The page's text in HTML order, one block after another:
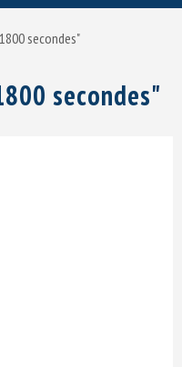
secondes"
secondes"